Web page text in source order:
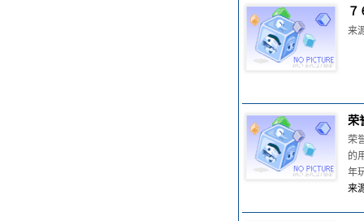
来
荣
荣
的
年
来